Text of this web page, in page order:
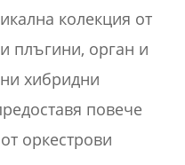
колекция от
плъгини, орган и
хибридни
повече
оркестрови